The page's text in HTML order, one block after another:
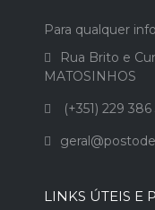
Para qualquer
Rua Brito e
MATOSINHOS
(+351) 229
LINKS ÚTEIS E